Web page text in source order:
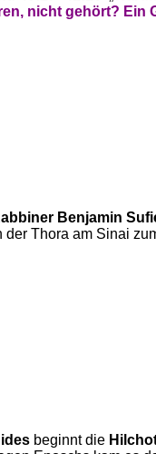
nicht gehört? Ein
Benjamin
Thora am Sinai
beginnt die